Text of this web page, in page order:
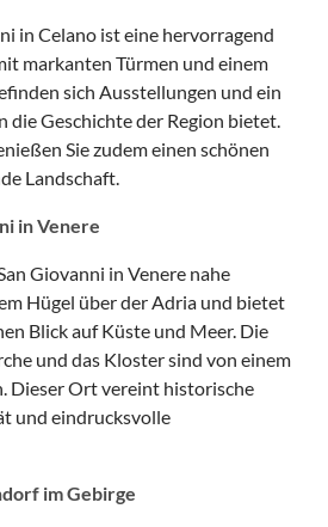
in Celano ist eine hervorragend
markanten Türmen und einem
sich Ausstellungen und ein
die Geschichte der Region bietet.
Sie zudem einen schönen
Landschaft.
in Venere
Giovanni in Venere nahe
Hügel über der Adria und bietet
Blick auf Küste und Meer. Die
und das Kloster sind von einem
Dieser Ort vereint historische
und eindrucksvolle
im Gebirge